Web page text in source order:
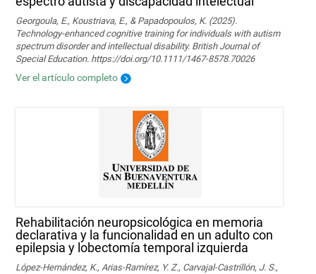
Georgoula, E., Koustriava, E., & Papadopoulos, K. (2025).
Technology‐enhanced cognitive training for individuals with autism
spectrum disorder and intellectual disability. British Journal of
Special Education. https://doi.org/10.1111/1467-8578.70026
Ver el artículo completo
Rehabilitación neuropsicológica en memoria
declarativa y la funcionalidad en un adulto con
epilepsia y lobectomía temporal izquierda
López-Hernández, K., Arias-Ramírez, Y. Z., Carvajal-Castrillón, J. S.,